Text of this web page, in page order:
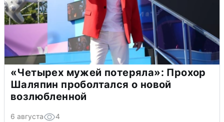
«Четырех мужей потеряла»: Прохор
Шаляпин проболтался о новой
возлюбленной
6 августа 4